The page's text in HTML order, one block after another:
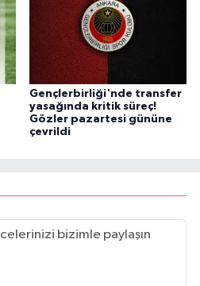
Gençlerbirliği'nde transfer
yasağında kritik süreç!
Gözler pazartesi gününe
çevrildi